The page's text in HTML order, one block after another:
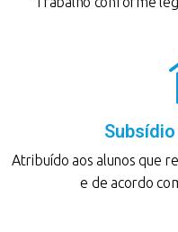
Atribuído aos alunos que
e de acordo